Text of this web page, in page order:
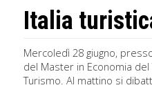
Italia
Mercoledì 28 giugno,
del Master in Economia
Turismo. Al mattino si